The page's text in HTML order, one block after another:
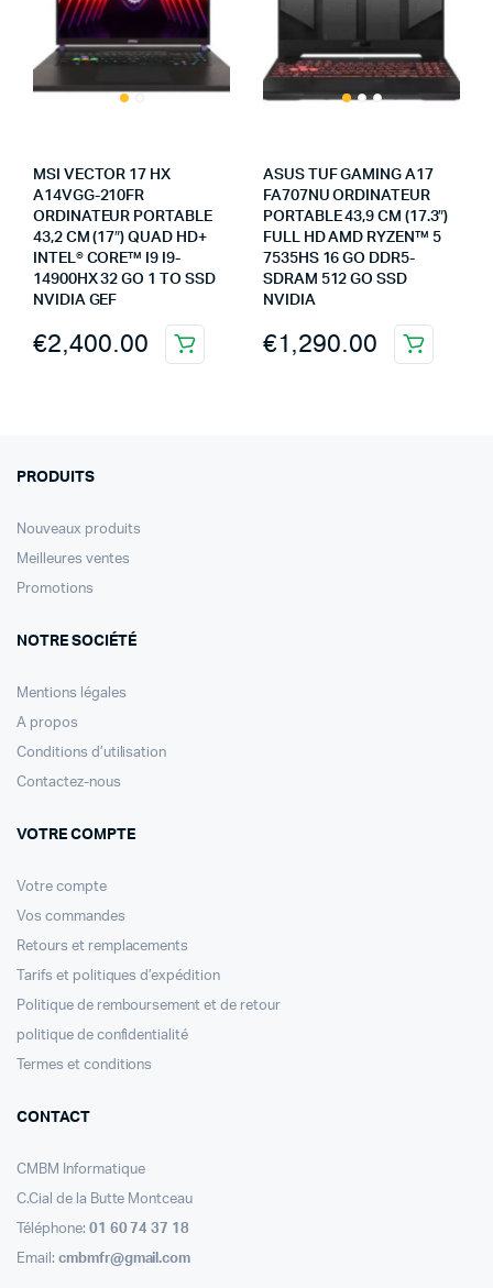
MSI VECTOR 17 HX
A14VGG-210FR
ORDINATEUR PORTABLE
43,2 CM (17″) QUAD HD+
INTEL® CORE™ I9 I9-
14900HX 32 GO 1 TO SSD
NVIDIA GEF
€2,400.00
ASUS TUF GAMING A17
FA707NU ORDINATEUR
PORTABLE 43,9 CM (17.3″)
FULL HD AMD RYZEN™ 5
7535HS 16 GO DDR5-
SDRAM 512 GO SSD
NVIDIA
€1,290.00
PRODUITS
Nouveaux produits
Meilleures ventes
Promotions
NOTRE SOCIÉTÉ
Mentions légales
A propos
Conditions d’utilisation
Contactez-nous
VOTRE COMPTE
Votre compte
Vos commandes
Retours et remplacements
Tarifs et politiques d’expédition
Politique de remboursement et de retour
politique de confidentialité
Termes et conditions
CONTACT
CMBM Informatique
C.Cial de la Butte Montceau
Téléphone: 01 60 74 37 18
Email: cmbmfr@gmail.com